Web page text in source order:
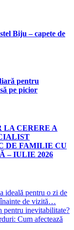
Biju – capete de
pentru
pe picior
LA CERERE A
DE FAMILIE CU
– IULIE 2026
ideală pentru o zi de
înainte de vizită…
pentru inevitabilitate?
Cum afectează